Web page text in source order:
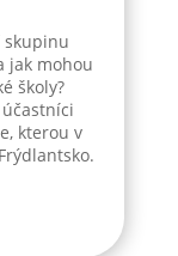
skupinu
jak mohou
školy?
kterou v